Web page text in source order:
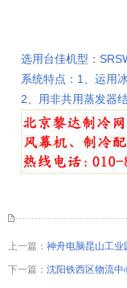
选用台佳机型：
系统特点：1、运用
2、用非共用蒸发器
上一篇： 神舟电脑昆山工业
下一篇： 沈阳铁西区物流中